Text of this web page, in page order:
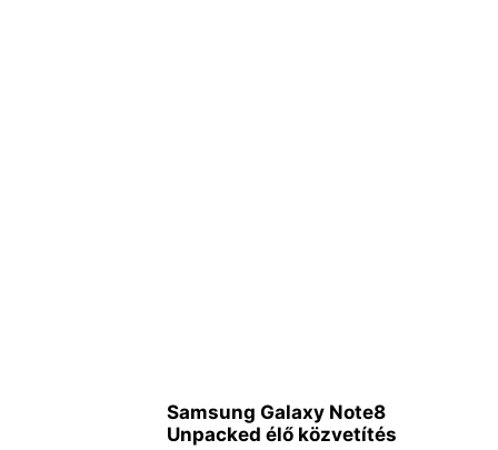
Samsung Galaxy Note8
Unpacked élő közvetítés